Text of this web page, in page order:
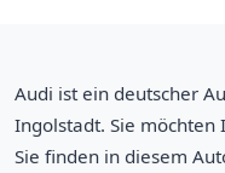
Audi ist ein deutscher
Ingolstadt. Sie möchten
Sie finden in diesem